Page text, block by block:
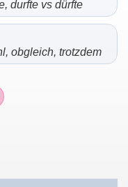
durfte vs dürfte
obgleich, trotzdem